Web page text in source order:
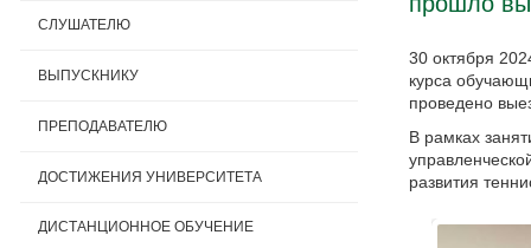
30 октября
курса
проведено
В рамках
развития
СЛУШАТЕЛЮ
ВЫПУСКНИКУ
ПРЕПОДАВАТЕЛЮ
ДОСТИЖЕНИЯ УНИВЕРСИТЕТА
ДИСТАНЦИОННОЕ ОБУЧЕНИЕ